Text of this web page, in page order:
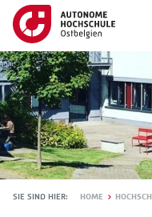
SIE SIND HIER: HOME